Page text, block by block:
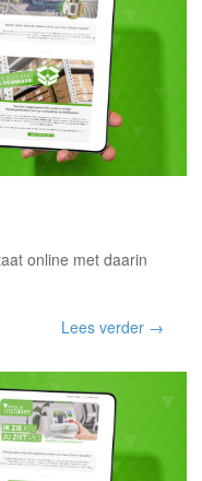
online met daarin
Lees verder →